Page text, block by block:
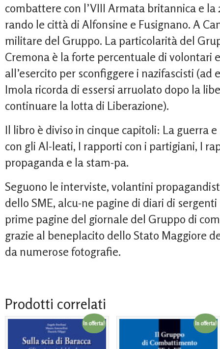
combattere con l’VIII Armata britannica e la
rando le città di Alfonsine e Fusignano. A
militare del Gruppo. La particolarità del
Cremona è la forte percentuale di volontari
all’esercito per sconfiggere i nazifascisti (ad
Imola ricorda di essersi arruolato dopo la
continuare la lotta di Liberazione).
Il libro è diviso in cinque capitoli: La guerra
con gli Al-leati, I rapporti con i partigiani, I
propaganda e la stam-pa.
Seguono le interviste, volantini
dello SME, alcu-ne pagine di diari di
prime pagine del giornale del Gruppo di
grazie al beneplacito dello Stato Maggiore
da numerose fotografie.
Prodotti correlati
In offerta! In offerta!